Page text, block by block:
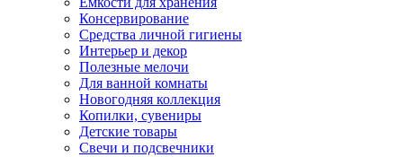
Консервирование
Средства личной гигиены
Интерьер и декор
Полезные мелочи
Для ванной комнаты
Новогодняя коллекция
Копилки, сувениры
Детские товары
Свечи и подсвечники